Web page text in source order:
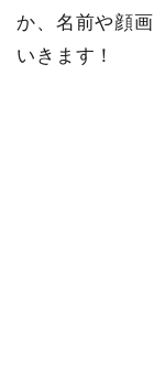
か、名前や顔
いきます！